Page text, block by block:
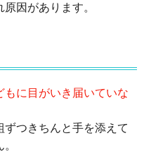
因があります。
もに目がいき届いていな
つきちんと手を添えて